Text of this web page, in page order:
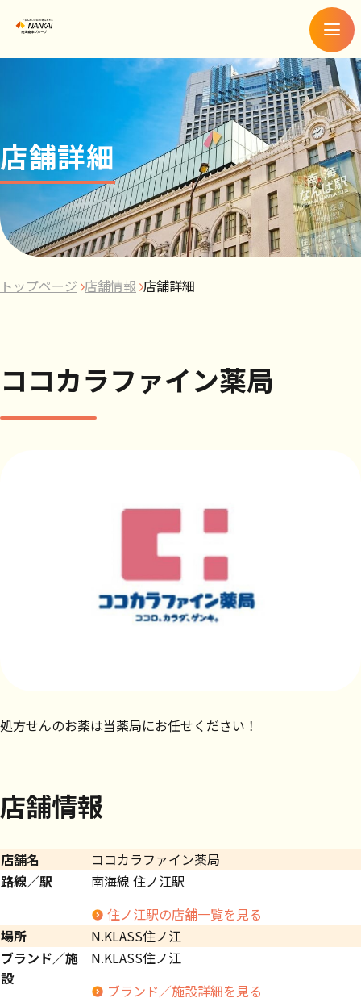
メ
ニ
ュ
ー
店舗詳細
トップページ 店舗情報 店舗詳細
ココカラファイン薬局
処方せんのお薬は当薬局にお任せください！
店舗情報
店舗名
ココカラファイン薬局
路線／駅
南海線 住ノ江駅
住ノ江駅の店舗一覧を見る
場所
N.KLASS住ノ江
ブランド／施
設
N.KLASS住ノ江
ブランド／施設詳細を見る